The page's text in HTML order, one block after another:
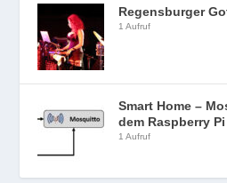
Regensburger
1 Aufruf
Smart Home –
dem Raspberry
1 Aufruf